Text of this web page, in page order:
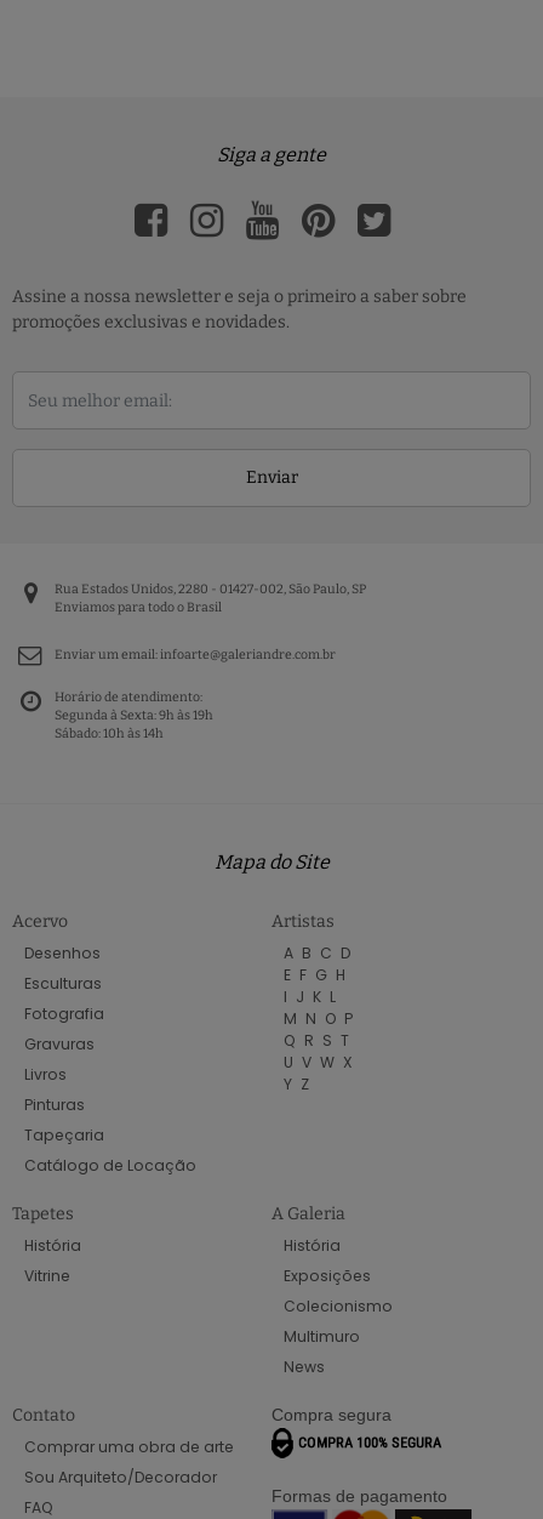
Siga a gente
Assine a nossa newsletter e seja o primeiro a saber sobre
promoções exclusivas e novidades.
Enviar
Rua Estados Unidos, 2280 - 01427-002, São Paulo, SP
Enviamos para todo o Brasil
Enviar um email:infoarte@galeriandre.com.br
Horário de atendimento:
Segunda à Sexta: 9h às 19h
Sábado: 10h às 14h
Mapa do Site
Acervo
Desenhos
Esculturas
Fotografia
Gravuras
Livros
Pinturas
Tapeçaria
Catálogo de Locação
Artistas
A B C D
E F G H
I J K L
M N O P
Q R S T
U V W X
Y Z
Tapetes
História
Vitrine
A Galeria
História
Exposições
Colecionismo
Multimuro
News
Contato
Comprar uma obra de arte
Sou Arquiteto/Decorador
FAQ
Compra segura
Formas de pagamento